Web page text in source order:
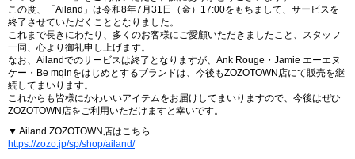
この度、「Ailand」は令和8年7月31日（金）17:00をもちまして、サービスを
終了させていただくこととなりました。
これまで長きにわたり、多くのお客様にご愛顧いただきましたこと、スタッフ
一同、心より御礼申し上げます。
なお、Ailandでのサービスは終了となりますが、Ank Rouge・Jamie エーエヌ
ケー・Be mqinをはじめとするブランドは、今後もZOZOTOWN店にて販売を継
続してまいります。
これからも皆様にかわいいアイテムをお届けしてまいりますので、今後はぜひ
ZOZOTOWN店をご利用いただけますと幸いです。
▼ Ailand ZOZOTOWN店はこちら
https://zozo.jp/sp/shop/ailand/